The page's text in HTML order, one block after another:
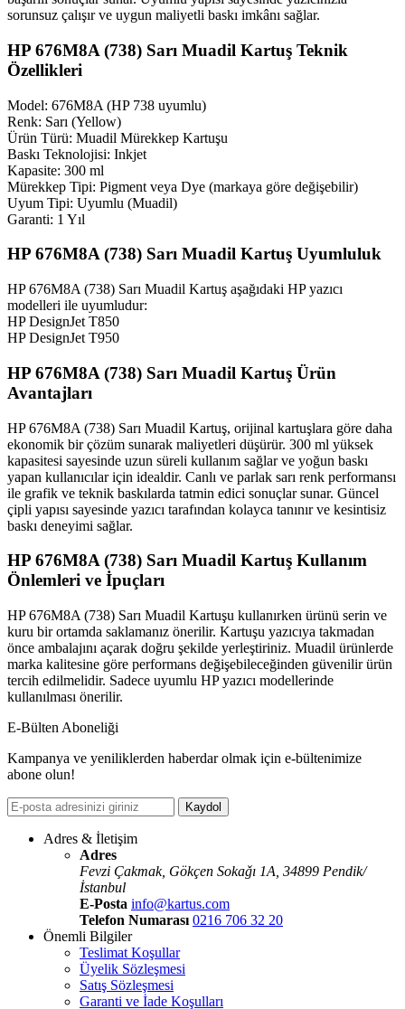
sorunsuz çalışır ve uygun maliyetli baskı imkânı sağlar.
HP 676M8A (738) Sarı Muadil Kartuş Teknik
Özellikleri
Model: 676M8A (HP 738 uyumlu)
Renk: Sarı (Yellow)
Ürün Türü: Muadil Mürekkep Kartuşu
Baskı Teknolojisi: Inkjet
Kapasite: 300 ml
Mürekkep Tipi: Pigment veya Dye (markaya göre değişebilir)
Uyum Tipi: Uyumlu (Muadil)
Garanti: 1 Yıl
HP 676M8A (738) Sarı Muadil Kartuş Uyumluluk
HP 676M8A (738) Sarı Muadil Kartuş aşağıdaki HP yazıcı
modelleri ile uyumludur:
HP DesignJet T850
HP DesignJet T950
HP 676M8A (738) Sarı Muadil Kartuş Ürün
Avantajları
HP 676M8A (738) Sarı Muadil Kartuş, orijinal kartuşlara göre daha
ekonomik bir çözüm sunarak maliyetleri düşürür. 300 ml yüksek
kapasitesi sayesinde uzun süreli kullanım sağlar ve yoğun baskı
yapan kullanıcılar için idealdir. Canlı ve parlak sarı renk performansı
ile grafik ve teknik baskılarda tatmin edici sonuçlar sunar. Güncel
çipli yapısı sayesinde yazıcı tarafından kolayca tanınır ve kesintisiz
baskı deneyimi sağlar.
HP 676M8A (738) Sarı Muadil Kartuş Kullanım
Önlemleri ve İpuçları
HP 676M8A (738) Sarı Muadil Kartuşu kullanırken ürünü serin ve
kuru bir ortamda saklamanız önerilir. Kartuşu yazıcıya takmadan
önce ambalajını açarak doğru şekilde yerleştiriniz. Muadil ürünlerde
marka kalitesine göre performans değişebileceğinden güvenilir ürün
tercih edilmelidir. Sadece uyumlu HP yazıcı modellerinde
kullanılması önerilir.
E-Bülten Aboneliği
Kampanya ve yeniliklerden haberdar olmak için e-bültenimize
abone olun!
Kaydol
Adres & İletişim
Adres
Fevzi Çakmak, Gökçen Sokaǧı 1A, 34899 Pendik/
İstanbul
E-Posta info@kartus.com
Telefon Numarası 0216 706 32 20
Önemli Bilgiler
Teslimat Koşullar
Üyelik Sözleşmesi
Satış Sözleşmesi
Garanti ve İade Koşulları